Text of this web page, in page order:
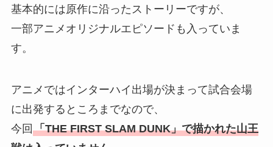
基本的には原作に沿ったストーリーですが、
一部アニメオリジナルエピソードも入っていま
す。
アニメではインターハイ出場が決まって試合会場
に出発するところまでなので、
今回 「THE FIRST SLAM DUNK」で描かれた山王